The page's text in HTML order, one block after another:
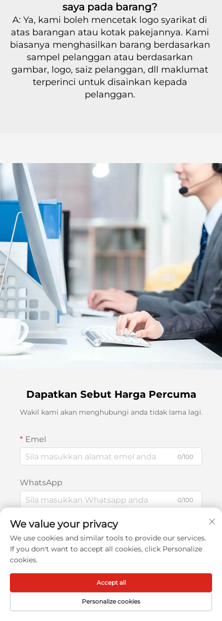
saya pada barang?
A: Ya, kami boleh mencetak logo syarikat di
atas barangan atau kotak pakejannya. Kami
biasanya menghasilkan barang berdasarkan
sampel pelanggan atau berdasarkan
gambar, logo, saiz pelanggan, dll maklumat
terperinci untuk disainkan kepada
pelanggan.
Dapatkan Sebut Harga Percuma
Wakil kami akan menghubungi anda tidak lama lagi.
Emel
0/100
WhatsApp
0/100
Nama
Mesej
We value your privacy
We use cookies and similar tools to provide our services.
If you don't want to accept all cookies, click Personalize
cookies.
Personalize cookies
Accept all